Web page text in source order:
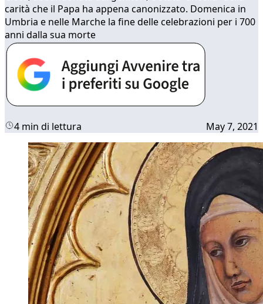
carità che il Papa ha appena canonizzato. Domenica in
Umbria e nelle Marche la fine delle celebrazioni per i 700
anni dalla sua morte
4 min di lettura May 7, 2021